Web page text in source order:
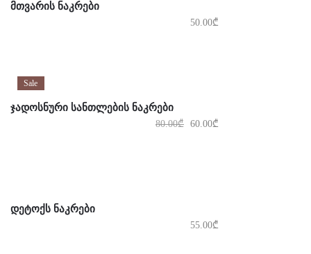
ᲛᲗᲕᲐᲠᲘᲡ ᲜᲐᲙᲠᲔᲑᲘ
50.00₾
Sale
ᲯᲐᲓᲝᲡᲜᲣᲠᲘ ᲡᲐᲜᲗᲚᲔᲑᲘᲡ ᲜᲐᲙᲠᲔᲑᲘ
80.00₾ 60.00₾
ᲓᲔᲢᲝᲥᲡ ᲜᲐᲙᲠᲔᲑᲘ
55.00₾